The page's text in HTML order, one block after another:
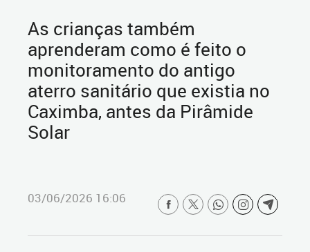
As crianças também
aprenderam como é feito o
monitoramento do antigo
aterro sanitário que existia no
Caximba, antes da Pirâmide
Solar
03/06/2026 16:06